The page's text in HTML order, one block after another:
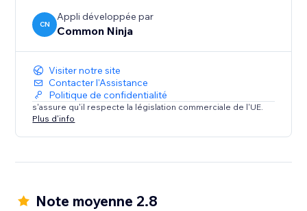
CN
Appli développée par
Common Ninja
Visiter notre site
Contacter l'Assistance
Politique de confidentialité
s'assure qu'il respecte la législation commerciale de l'UE.
Plus d'info
Note moyenne 2.8